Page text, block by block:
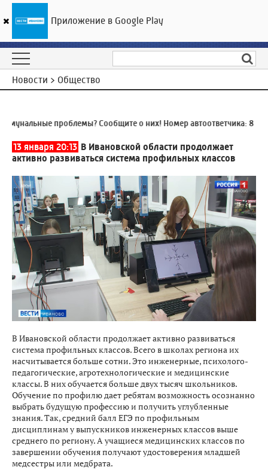
ГТРК «Ивтелерадио»
Новости > Общество
проблемы? Сообщите о них! Номер автоответчика:8
13 января 20:13 В Ивановской области продолжает
активно развиваться система профильных классов
В Ивановской области продолжает активно развиваться
система профильных классов. Всего в школах региона их
насчитывается больше сотни. Это инженерные, психолого-
педагогические, агротехнологические и медицинские
классы. В них обучается больше двух тысяч школьников.
Обучение по профилю дает ребятам возможность осознанно
выбрать будущую профессию и получить углубленные
знания. Так, средний балл ЕГЭ по профильным
дисциплинам у выпускников инженерных классов выше
среднего по региону. А учащиеся медицинских классов по
завершении обучения получают удостоверения младшей
медсестры или медбрата.
Приложение в Google Play